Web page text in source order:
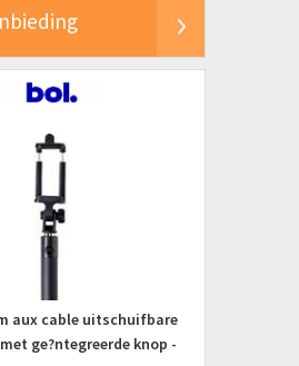
aux cable uitschuifbare
ge?ntegreerde knop -